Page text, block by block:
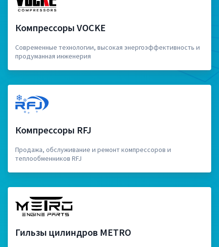
Компрессоры VOCKE
Современные технологии, высокая энергоэффективность и
продуманная инженерия
Компрессоры RFJ
Продажа, обслуживание и ремонт компрессоров и
теплообменников RFJ
Гильзы цилиндров METRO